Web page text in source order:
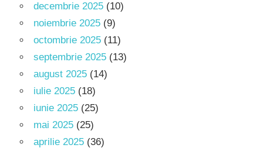
decembrie 2025 (10)
noiembrie 2025 (9)
octombrie 2025 (11)
septembrie 2025 (13)
august 2025 (14)
iulie 2025 (18)
iunie 2025 (25)
mai 2025 (25)
aprilie 2025 (36)